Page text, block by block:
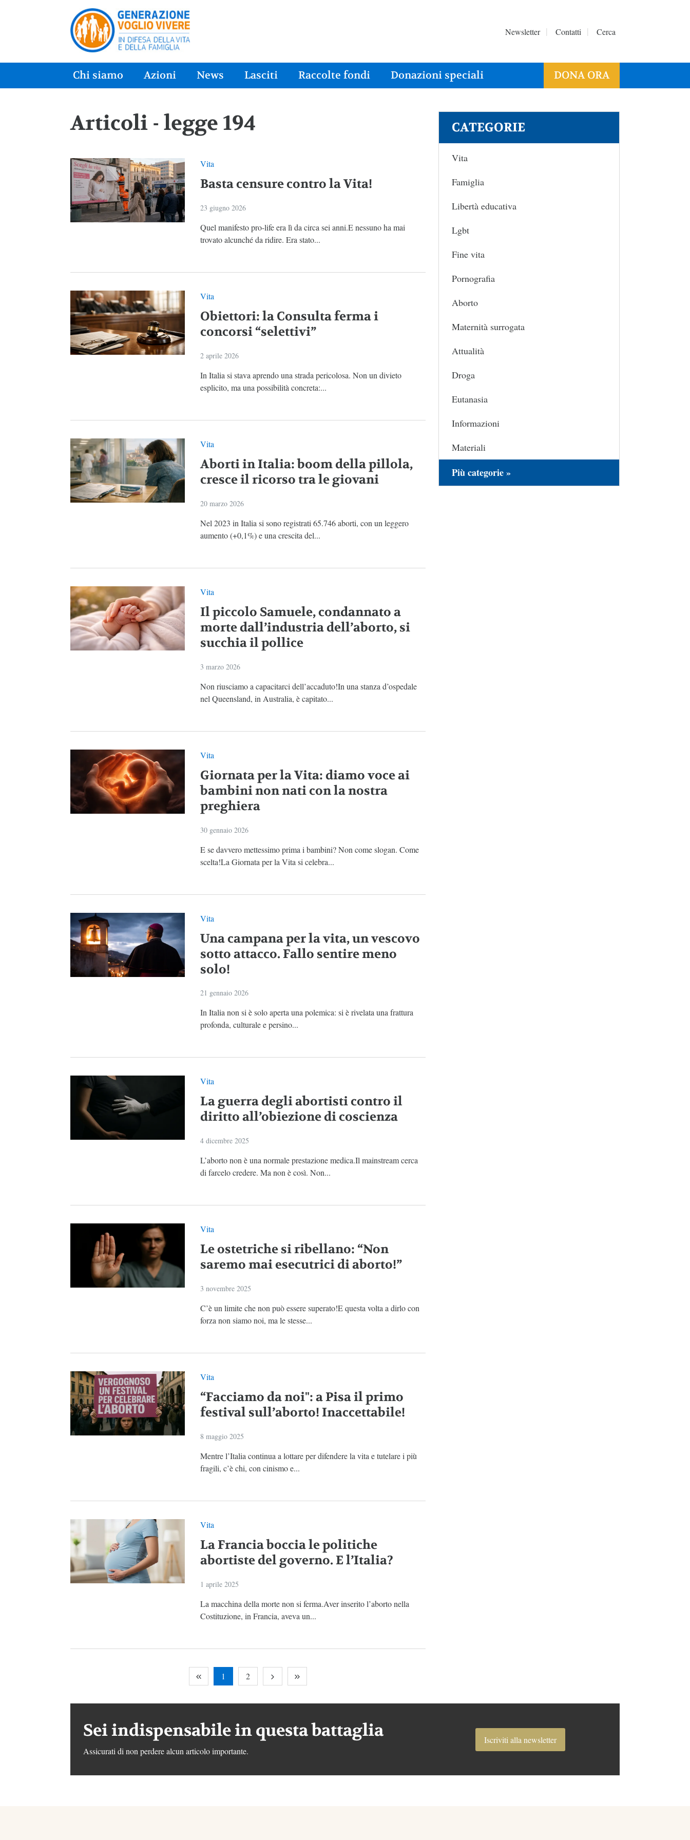
Newsletter Contatti Cerca
Chi siamo Azioni News Lasciti Raccolte fondi Donazioni speciali DONA ORA
Articoli - legge 194
Vita
Basta censure contro la Vita!
23 giugno 2026
Quel manifesto pro-life era lì da circa sei anni.E nessuno ha mai
trovato alcunché da ridire. Era stato...
Vita
Obiettori: la Consulta ferma i
concorsi “selettivi”
2 aprile 2026
In Italia si stava aprendo una strada pericolosa. Non un divieto
esplicito, ma una possibilità concreta:...
Vita
Aborti in Italia: boom della pillola,
cresce il ricorso tra le giovani
20 marzo 2026
Nel 2023 in Italia si sono registrati 65.746 aborti, con un leggero
aumento (+0,1%) e una crescita del...
Vita
Il piccolo Samuele, condannato a
morte dall’industria dell’aborto, si
succhia il pollice
3 marzo 2026
Non riusciamo a capacitarci dell’accaduto!In una stanza d’ospedale
nel Queensland, in Australia, è capitato...
Vita
Giornata per la Vita: diamo voce ai
bambini non nati con la nostra
preghiera
30 gennaio 2026
E se davvero mettessimo prima i bambini? Non come slogan. Come
scelta!La Giornata per la Vita si celebra...
Vita
Una campana per la vita, un vescovo
sotto attacco. Fallo sentire meno
solo!
21 gennaio 2026
In Italia non si è solo aperta una polemica: si è rivelata una frattura
profonda, culturale e persino...
Vita
La guerra degli abortisti contro il
diritto all’obiezione di coscienza
4 dicembre 2025
L’aborto non è una normale prestazione medica.Il mainstream cerca
di farcelo credere. Ma non è così. Non...
Vita
Le ostetriche si ribellano: “Non
saremo mai esecutrici di aborto!”
3 novembre 2025
C’è un limite che non può essere superato!E questa volta a dirlo con
forza non siamo noi, ma le stesse...
Vita
“Facciamo da noi": a Pisa il primo
festival sull’aborto! Inaccettabile!
8 maggio 2025
Mentre l’Italia continua a lottare per difendere la vita e tutelare i più
fragili, c’è chi, con cinismo e...
Vita
La Francia boccia le politiche
abortiste del governo. E l’Italia?
1 aprile 2025
La macchina della morte non si ferma.Aver inserito l’aborto nella
Costituzione, in Francia, aveva un...
1 2
CATEGORIE
Vita
Famiglia
Libertà educativa
Lgbt
Fine vita
Pornografia
Aborto
Maternità surrogata
Attualità
Droga
Eutanasia
Informazioni
Materiali
Più categorie »
Sei indispensabile in questa battaglia
Assicurati di non perdere alcun articolo importante.
Iscriviti alla newsletter